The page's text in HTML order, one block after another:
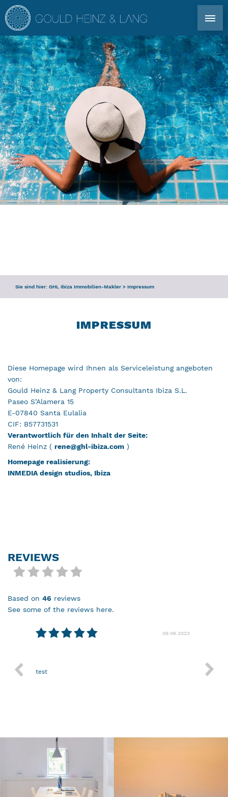
DIREKT KONTAKT: TEL. +34 971 339 305
EN DE ES FR
IBIZA IMMOBILIEN
CO-OWNERSHIP
FÜR EIGENTÜMER
IMMOBILIENAGENTUR IBIZA
Sie sind hier: GHL Ibiza Immobilien-Makler > Impressum
IMPRESSUM
Diese Homepage wird Ihnen als Serviceleistung angeboten
von:
Gould Heinz & Lang Property Consultants Ibiza S.L.
Paseo S’Alamera 15
E-07840 Santa Eulalia
CIF: B57731531
Verantwortlich für den Inhalt der Seite:
René Heinz ( rene@ghl-ibiza.com )
Homepage realisierung:
INMEDIA design studios, Ibiza
REVIEWS
based on 46 reviews
see some of the reviews here.
09.06.2023
test